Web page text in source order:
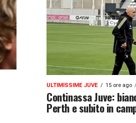
ULTIMISSIME JUVE 15 ore ago
Continassa Juve:
Perth e subito in